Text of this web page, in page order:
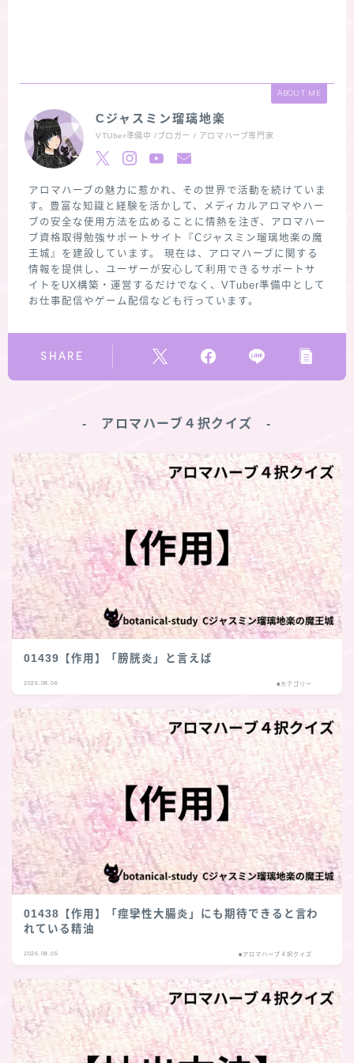
ABOUT ME
Cジャスミン瑠璃地楽
VTUber準備中 /ブロガー / アロマハーブ専門家
アロマハーブの魅力に惹かれ、その世界で活動を続けていま
す。豊富な知識と経験を活かして、メディカルアロマやハー
ブの安全な使用方法を広めることに情熱を注ぎ、アロマハー
ブ資格取得勉強サポートサイト『Cジャスミン瑠璃地楽の魔
王城』を建設しています。 現在は、アロマハーブに関する
情報を提供し、ユーザーが安心して利用できるサポートサ
イトをUX構築・運営するだけでなく、VTuber準備中として
お仕事配信やゲーム配信なども行っています。
SHARE
‐ アロマハーブ４択クイズ ‐
01439【作用】「膀胱炎」と言えば
2026.08.06 ■カテゴリー
01438【作用】「痙攣性大腸炎」にも期待できると言わ
れている精油
2026.08.05 ■アロマハーブ４択クイズ